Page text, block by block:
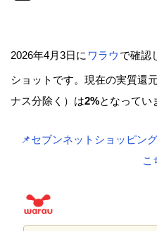
2026年4月3日に ワラウ で確認
ショットです。現在の実質還
ナス分除く）は2%となってい
📌セブンネットショッピン
こ